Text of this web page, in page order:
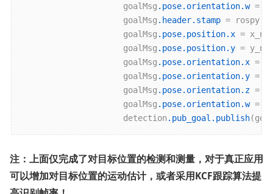
                     goalMsg
.pose.orientation.w =
                     goalMsg
.header.stamp = rospy
                     goalMsg
.pose.position.x = x_n
                     goalMsg
.pose.position.y = y_n
                     goalMsg
.pose.orientation.x =
                     goalMsg
.pose.orientation.y =
                     goalMsg
.pose.orientation.z =
                     goalMsg
.pose.orientation.w =
                     detection
.pub_goal .publish
注：上面仅完成了对目标位置的检测和测量，对于真正应用
可以增加对目标位置的运动估计，或者采用KCF跟踪算法提